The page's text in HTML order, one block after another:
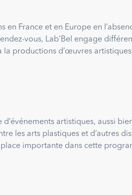
France et en Europe en
vous, Lab’Bel engage
la productions d’œuvres
artistiques, aussi
les arts plastiques et d’autres
importante dans cette